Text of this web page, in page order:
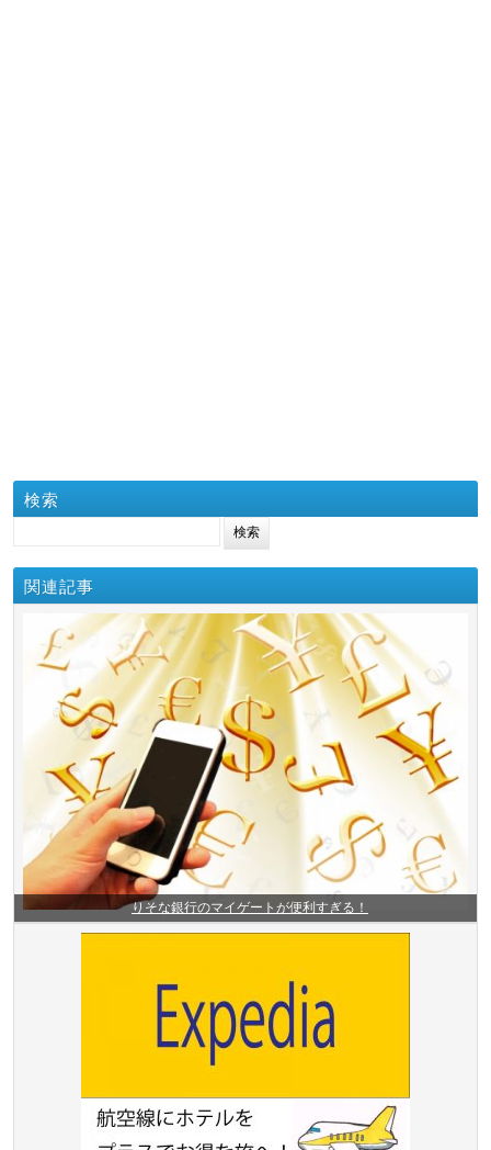
検索
関連記事
りそな銀行のマイゲートが便利すぎる！